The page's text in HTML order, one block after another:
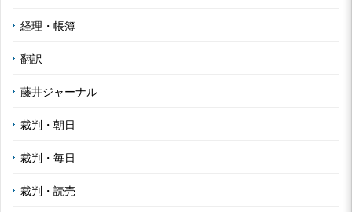
経理・帳簿
翻訳
藤井ジャーナル
裁判・朝日
裁判・毎日
裁判・読売